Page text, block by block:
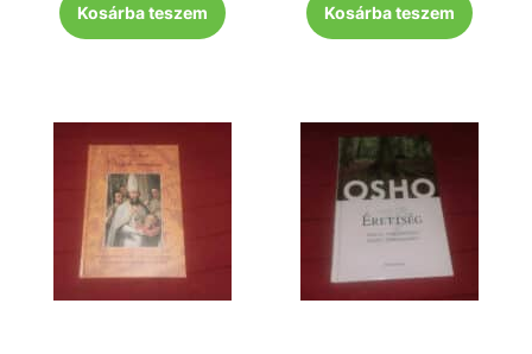
Kosárba teszem Kosárba teszem